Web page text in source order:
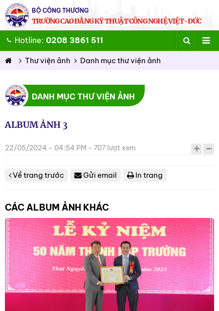
BỘ CÔNG THƯƠNG
TRƯỜNG CAO ĐẲNG KỸ THUẬT CÔNG NGHỆ VIỆT-ĐỨC
Hotline: 0208 3861 511
Thư viện ảnh Danh mục thư viện ảnh
DANH MỤC THƯ VIỆN ẢNH
ALBUM ẢNH 3
22/05/2024 - 04:54 PM - 707 lượt xem
Về trang trước Gửi email In trang
CÁC ALBUM ẢNH KHÁC